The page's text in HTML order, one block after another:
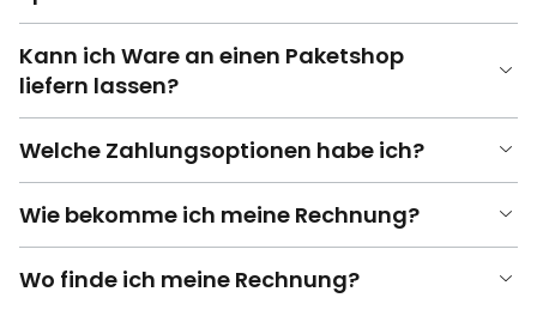
Kann ich Ware an einen Paketshop
liefern lassen?
Welche Zahlungsoptionen habe ich?
Wie bekomme ich meine Rechnung?
Wo finde ich meine Rechnung?